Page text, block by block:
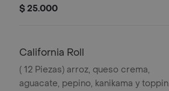
cangrejo, atún, salmón y ajonjolí.
$ 25.000
California Roll
( 12 Piezas) arroz, queso crema,
aguacate, pepino, kanikama y topping